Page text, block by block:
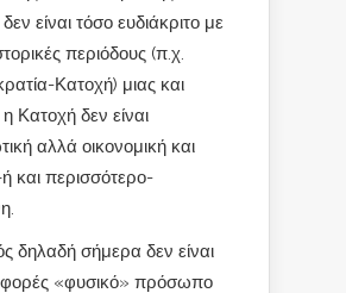
είναι τόσο ευδιάκριτο με
περιόδους (π.χ.
Κατοχή) μιας και
Κατοχή δεν είναι
αλλά οικονομική και
και περισσότερο-
δηλαδή σήμερα δεν είναι
«φυσικό» πρόσωπο